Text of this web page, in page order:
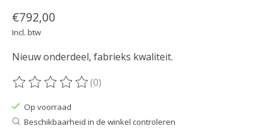
€792,00
Incl. btw
Nieuw onderdeel, fabrieks kwaliteit.
De beoordeling van dit product is
(0)
Op voorraad
Beschikbaarheid in de winkel controleren